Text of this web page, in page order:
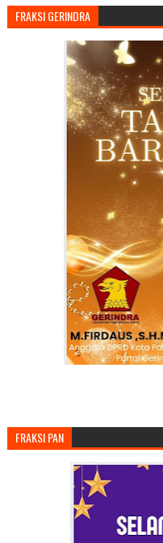
FRAKSI GERINDRA
FRAKSI PAN